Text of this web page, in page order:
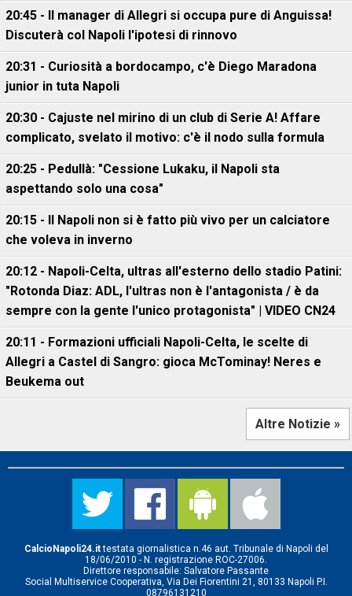
20:45 - Il manager di Allegri si occupa pure di Anguissa!
Discuterà col Napoli l'ipotesi di rinnovo
20:31 - Curiosità a bordocampo, c'è Diego Maradona
junior in tuta Napoli
20:30 - Cajuste nel mirino di un club di Serie A! Affare
complicato, svelato il motivo: c'è il nodo sulla formula
20:25 - Pedullà: "Cessione Lukaku, il Napoli sta
aspettando solo una cosa"
20:15 - Il Napoli non si è fatto più vivo per un calciatore
che voleva in inverno
20:12 - Napoli-Celta, ultras all'esterno dello stadio Patini:
"Rotonda Diaz: ADL, l'ultras non è l'antagonista / è da
sempre con la gente l'unico protagonista" | VIDEO CN24
20:11 - Formazioni ufficiali Napoli-Celta, le scelte di
Allegri a Castel di Sangro: gioca McTominay! Neres e
Beukema out
Altre Notizie »
CalcioNapoli24.ittestata giornalistica n.46 aut. Tribunale di Napoli del
18/06/2010 - N. registrazione ROC-27006.
Direttore responsabile: Salvatore Passante
Social Multiservice Cooperativa, Via Dei Fiorentini 21, 80133 Napoli P.I.
08796131210